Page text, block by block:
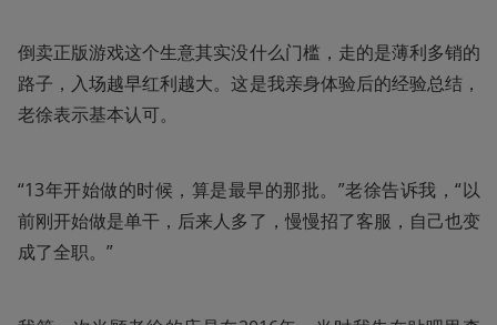
倒卖正版游戏这个生意其实没什么门槛，走的是薄利多销的
路子，入场越早红利越大。这是我亲身体验后的经验总结，
老徐表示基本认可。
“13年开始做的时候，算是最早的那批。”老徐告诉我，“以
前刚开始做是单干，后来人多了，慢慢招了客服，自己也变
成了全职。”